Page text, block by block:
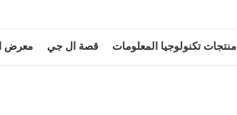
منتجات تكنولوجيا المعلومات قصة ال جي معرض